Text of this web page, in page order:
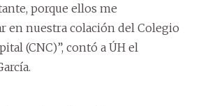
porque ellos me
en nuestra colación del Colegio
(CNC)”, contó a ÚH el